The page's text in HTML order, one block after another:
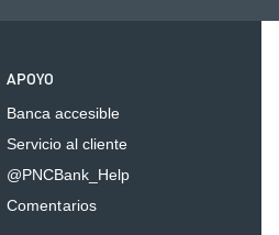
APOYO
Banca accesible
Servicio al cliente
@PNCBank_Help
Comentarios